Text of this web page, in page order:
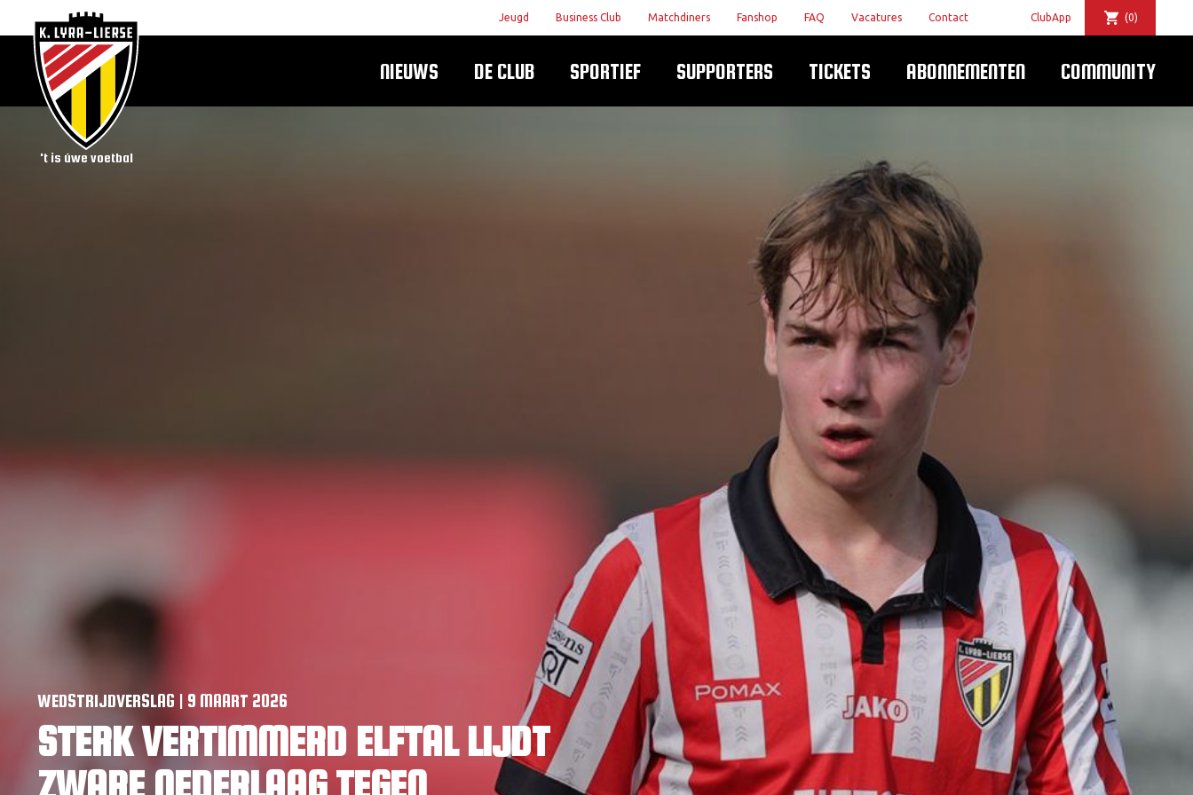
't is úwe voetbal
Jeugd Business Club Matchdiners Fanshop FAQ Vacatures Contact ClubApp (0)
NIEUWS DE CLUB SPORTIEF SUPPORTERS TICKETS ABONNEMENTEN COMMUNITY
WEDSTRIJDVERSLAG | 9 MAART 2026
STERK VERTIMMERD ELFTAL LIJDT